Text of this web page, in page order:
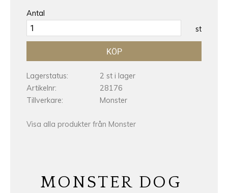
Antal
st
KÖP
Lagerstatus
2 st i lager
Artikelnr
28176
Tillverkare
Monster
Visa alla produkter från Monster
MONSTER DOG